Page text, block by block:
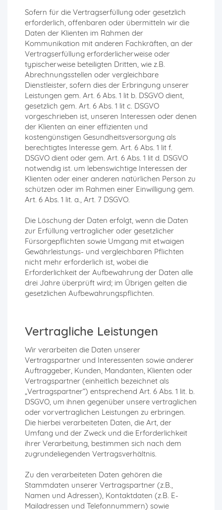
Sofern für die Vertragserfüllung oder gesetzlich
erforderlich, offenbaren oder übermitteln wir die
Daten der Klienten im Rahmen der
Kommunikation mit anderen Fachkräften, an der
Vertragserfüllung erforderlicherweise oder
typischerweise beteiligten Dritten, wie z.B.
Abrechnungsstellen oder vergleichbare
Dienstleister, sofern dies der Erbringung unserer
Leistungen gem. Art. 6 Abs. 1 lit b. DSGVO dient,
gesetzlich gem. Art. 6 Abs. 1 lit c. DSGVO
vorgeschrieben ist, unseren Interessen oder denen
der Klienten an einer effizienten und
kostengünstigen Gesundheitsversorgung als
berechtigtes Interesse gem. Art. 6 Abs. 1 lit f.
DSGVO dient oder gem. Art. 6 Abs. 1 lit d. DSGVO
notwendig ist. um lebenswichtige Interessen der
Klienten oder einer anderen natürlichen Person zu
schützen oder im Rahmen einer Einwilligung gem.
Art. 6 Abs. 1 lit. a., Art. 7 DSGVO.
Die Löschung der Daten erfolgt, wenn die Daten
zur Erfüllung vertraglicher oder gesetzlicher
Fürsorgepflichten sowie Umgang mit etwaigen
Gewährleistungs- und vergleichbaren Pflichten
nicht mehr erforderlich ist, wobei die
Erforderlichkeit der Aufbewahrung der Daten alle
drei Jahre überprüft wird; im Übrigen gelten die
gesetzlichen Aufbewahrungspflichten.
Vertragliche Leistungen
Wir verarbeiten die Daten unserer
Vertragspartner und Interessenten sowie anderer
Auftraggeber, Kunden, Mandanten, Klienten oder
Vertragspartner (einheitlich bezeichnet als
„Vertragspartner“) entsprechend Art. 6 Abs. 1 lit. b.
DSGVO, um ihnen gegenüber unsere vertraglichen
oder vorvertraglichen Leistungen zu erbringen.
Die hierbei verarbeiteten Daten, die Art, der
Umfang und der Zweck und die Erforderlichkeit
ihrer Verarbeitung, bestimmen sich nach dem
zugrundeliegenden Vertragsverhältnis.
Zu den verarbeiteten Daten gehören die
Stammdaten unserer Vertragspartner (z.B.,
Namen und Adressen), Kontaktdaten (z.B. E-
Mailadressen und Telefonnummern) sowie